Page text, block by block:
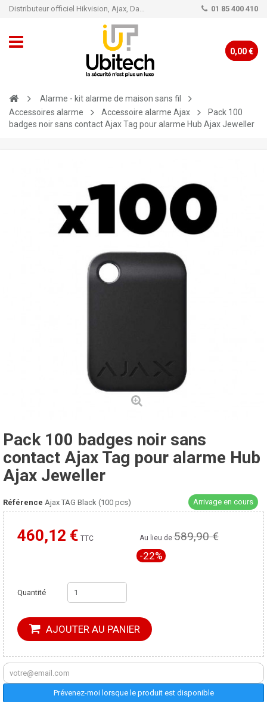
Distributeur officiel Hikvision, Ajax, Dahua, TP-Link - Caméra de vidéo surveillance - Alarme 01 85 400 410
0,00 €
Alarme - kit alarme de maison sans fil
Accessoires alarme
Accessoire alarme Ajax
Pack 100
badges noir sans contact Ajax Tag pour alarme Hub Ajax Jeweller
Pack 100 badges noir sans
contact Ajax Tag pour alarme Hub
Ajax Jeweller
Référence Ajax TAG Black (100 pcs) Arrivage en cours
460,12 € TTC
Moins cher ailleurs ? Au lieu de589,90 €
-22%
Quantité
AJOUTER AU PANIER
Prévenez-moi lorsque le produit est disponible